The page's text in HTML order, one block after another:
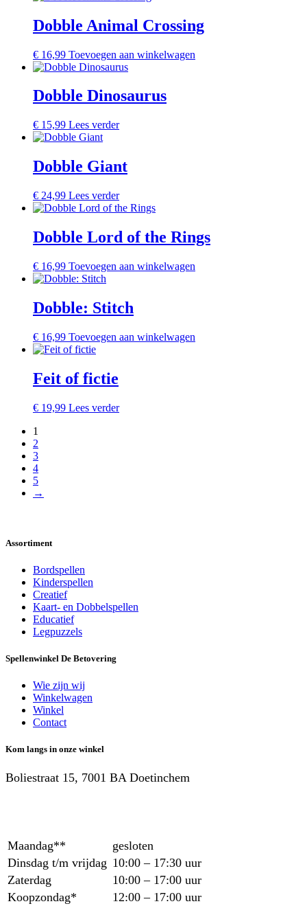
Dobble Animal Crossing
€ 16,99 Toevoegen aan winkelwagen
Dobble Dinosaurus
€ 15,99 Lees verder
Dobble Giant
€ 24,99 Lees verder
Dobble Lord of the Rings
€ 16,99 Toevoegen aan winkelwagen
Dobble: Stitch
€ 16,99 Toevoegen aan winkelwagen
Feit of fictie
€ 19,99 Lees verder
1
2
3
4
5
→
Assortiment
Bordspellen
Kinderspellen
Creatief
Kaart- en Dobbelspellen
Educatief
Legpuzzels
Spellenwinkel De Betover​ing
Wie zijn wij
Winkelwagen
Winkel
Contact
Kom langs in onze winkel
Boliestraat 15, 7001 BA Doetinchem
Maandag**
gesloten
Dinsdag t/m vrijdag 10:00 – 17:30 uur
Zaterdag
10:00 – 17:00 uur
Koopzondag*
12:00 – 17:00 uur